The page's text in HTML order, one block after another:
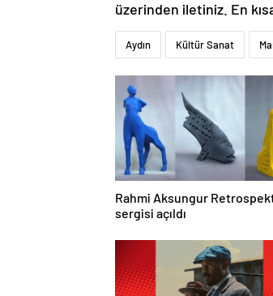
üzerinden iletiniz. En
Aydın Kültür Sanat
Rahmi Aksungur
sergisi açıldı